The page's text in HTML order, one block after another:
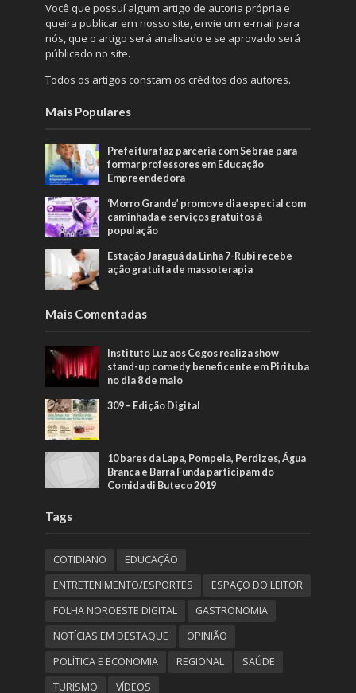
Você que possuí algum artigo de autoria própria e
queira publicar em nosso site, envie um e-mail para
nós, que o artigo será analisado e se aprovado será
públicado no site.
Todos os artigos constam os créditos dos autores.
Mais Populares
Prefeitura faz parceria com Sebrae para
formar professores em Educação
Empreendedora
‘Morro Grande’ promove dia especial com
caminhada e serviços gratuitos à
população
Estação Jaraguá da Linha 7-Rubi recebe
ação gratuita de massoterapia
Mais Comentadas
Instituto Luz aos Cegos realiza show
stand-up comedy beneficente em Pirituba
no dia 8 de maio
309 – Edição Digital
10 bares da Lapa, Pompeia, Perdizes, Água
Branca e Barra Funda participam do
Comida di Buteco 2019
Tags
COTIDIANO
EDUCAÇÃO
ENTRETENIMENTO/ESPORTES
ESPAÇO DO LEITOR
FOLHA NOROESTE DIGITAL
GASTRONOMIA
NOTÍCIAS EM DESTAQUE
OPINIÃO
POLÍTICA E ECONOMIA
REGIONAL
SAÚDE
TURISMO
VÍDEOS